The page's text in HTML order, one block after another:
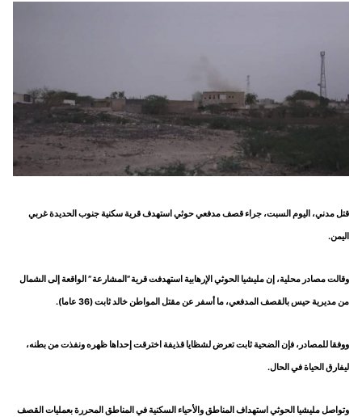
قتل مدني، اليوم السبت، جراء قصف مدفعي حوثي استهدف قرية سكنية جنوب الحديدة غربي
اليمن.
وقالت مصادر محلية، إن مليشيا الحوثي الإرهابية استهدفت قرية”المشارعة” الواقعة إلى الشمال
من مديرية حيس بالقصف المدفعي، ما أسفر عن مقتل المواطن خالد ثابت (36 عاما).
ووفقا للمصادر، فإن الضحية ثابت تعرض لشظايا قذيفة اخترقت إحداها ظهره ونفذت من بطنه،
ليفارق الحياة في الحال.
وتواصل مليشيا الحوثي استهداف المناطق والأحياء السكنية في المناطق المحررة بعمليات القصف